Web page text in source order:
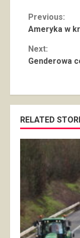
Previous:
Ameryka w
Next:
Genderowa
RELATED